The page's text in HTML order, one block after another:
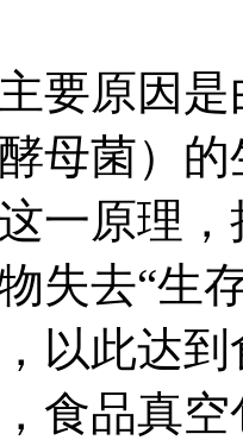
要原因
母菌）
一原理
失去“生
以此达
食品真